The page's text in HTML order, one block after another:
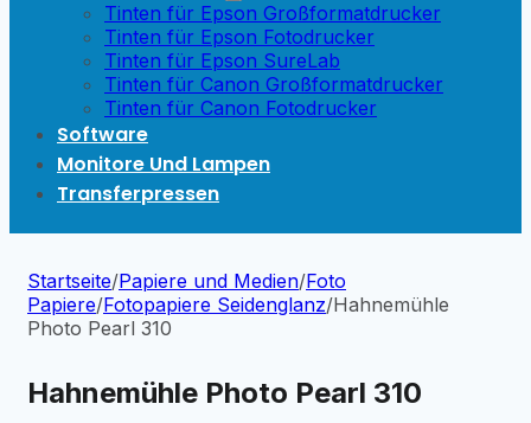
Tinten für Epson Großformatdrucker
Tinten für Epson Fotodrucker
Tinten für Epson SureLab
Tinten für Canon Großformatdrucker
Tinten für Canon Fotodrucker
Software
Monitore Und Lampen
Transferpressen
Startseite/Papiere und Medien/Foto
Papiere/Fotopapiere Seidenglanz/Hahnemühle
Photo Pearl 310
Hahnemühle Photo Pearl 310